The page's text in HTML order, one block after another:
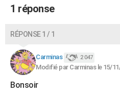
1 réponse
RÉPONSE 1 / 1
Carminas 2 047
Modifié par Carminas le 15/
Bonsoir